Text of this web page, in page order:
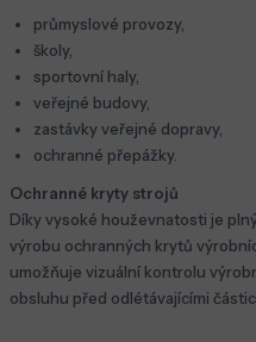
průmyslové provozy,
školy,
sportovní haly,
veřejné budovy,
zastávky veřejné dopravy,
ochranné přepážky.
Ochranné kryty strojů
Díky vysoké houževnatosti je
výrobu ochranných krytů
umožňuje vizuální kontrolu
obsluhu před odlétávajícími